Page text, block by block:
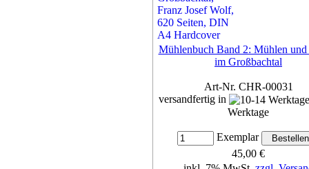
Mühlenbuch Band 2: Mühlen
im Großbachtal
Art-Nr. CHR-00031
versandfertig in
Werktage
Exemplar
45,00 €